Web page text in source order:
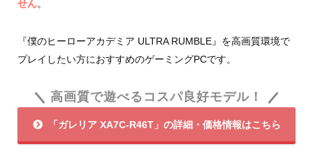
せん。
『僕のヒーローアカデミア ULTRA RUMBLE』を高画質環境で
プレイしたい方におすすめのゲーミングPCです。
高画質で遊べるコスパ良好モデル！
「ガレリア XA7C-R46T」の詳細・価格情報はこちら